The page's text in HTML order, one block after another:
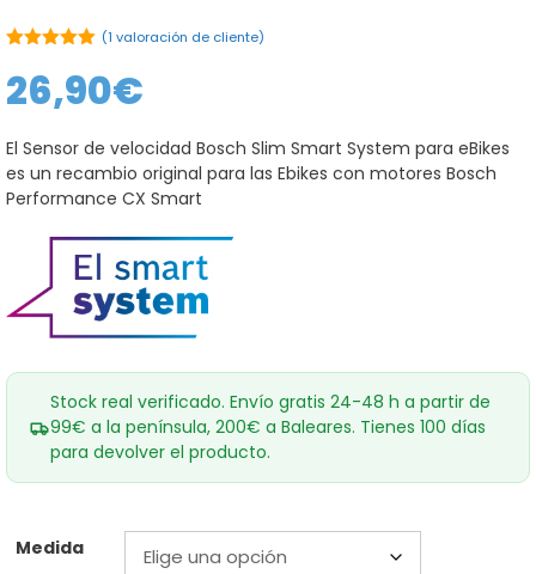
(1 valoración de cliente)
26,90€
El Sensor de velocidad Bosch Slim Smart System para eBikes
es un recambio original para las Ebikes con motores Bosch
Performance CX Smart
Stock real verificado. Envío gratis 24-48 h a partir de
99€ a la península, 200€ a Baleares. Tienes 100 días
para devolver el producto.
Medida